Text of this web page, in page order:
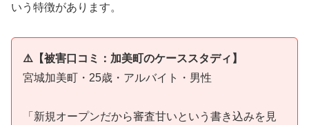
いう特徴があります。
⚠️【被害口コミ：加美町のケーススタディ】
宮城加美町・25歳・アルバイト・男性
「新規オープンだから審査甘いという書き込みを見